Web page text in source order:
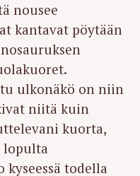
nousee
kantavat pöytään
ulkonäkö on niin
niitä kuin
kuorta,
lopulta
kyseessä todella